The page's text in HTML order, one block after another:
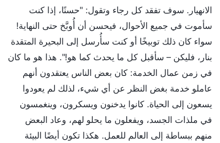
الانهيار. سوف تفقد كل رجاء وتقول: "حسنًا، إذا كنت
سأموت في جميع الأحوال، فيحسن أن أُوبَّخ حتى النهاية!
سواء كان ذلك توبيخًا أو كنت سأُرسل إلى البحيرة المتقدة
بنار، فليكن – سأقبل كل ما يحدث كما هو!". هذا هو ما كان
في زمن عمال الخدمة: كان بعض الناس يعتقدون أنهم
عاملو خدمة بغض النظر عن أي شيء، لذلك لم يعودوا
يسعون إلى الحياة. كانوا يدخنون ويسكرون، وينغمسون
في ملذات الجسد، ويفعلون ما يحلو لهم، وعاد البعض
منهم ببساطة إلى العالم للعمل. هكذا تكون أيضًا البيئة